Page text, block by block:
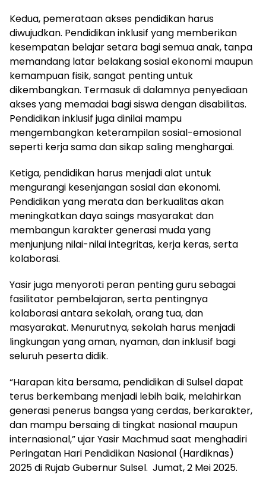
Kedua, pemerataan akses pendidikan harus
diwujudkan. Pendidikan inklusif yang memberikan
kesempatan belajar setara bagi semua anak, tanpa
memandang latar belakang sosial ekonomi maupun
kemampuan fisik, sangat penting untuk
dikembangkan. Termasuk di dalamnya penyediaan
akses yang memadai bagi siswa dengan disabilitas.
Pendidikan inklusif juga dinilai mampu
mengembangkan keterampilan sosial-emosional
seperti kerja sama dan sikap saling menghargai.
Ketiga, pendidikan harus menjadi alat untuk
mengurangi kesenjangan sosial dan ekonomi.
Pendidikan yang merata dan berkualitas akan
meningkatkan daya saings masyarakat dan
membangun karakter generasi muda yang
menjunjung nilai-nilai integritas, kerja keras, serta
kolaborasi.
Yasir juga menyoroti peran penting guru sebagai
fasilitator pembelajaran, serta pentingnya
kolaborasi antara sekolah, orang tua, dan
masyarakat. Menurutnya, sekolah harus menjadi
lingkungan yang aman, nyaman, dan inklusif bagi
seluruh peserta didik.
“Harapan kita bersama, pendidikan di Sulsel dapat
terus berkembang menjadi lebih baik, melahirkan
generasi penerus bangsa yang cerdas, berkarakter,
dan mampu bersaing di tingkat nasional maupun
internasional,” ujar Yasir Machmud saat menghadiri
Peringatan Hari Pendidikan Nasional (Hardiknas)
2025 di Rujab Gubernur Sulsel. Jumat, 2 Mei 2025.